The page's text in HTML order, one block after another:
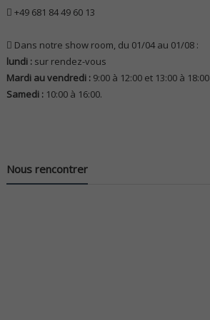
+49 681 84 49 60 13
Dans notre show room, du 01/04 au 01/08 :
lundi : sur rendez-vous
Mardi au vendredi : 9:00 à 12:00 et 13:00 à 18:00
Samedi : 10:00 à 16:00.
Nous rencontrer